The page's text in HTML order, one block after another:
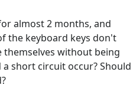
almost 2 months, and
the keyboard keys don't
themselves without being
short circuit occur? Should